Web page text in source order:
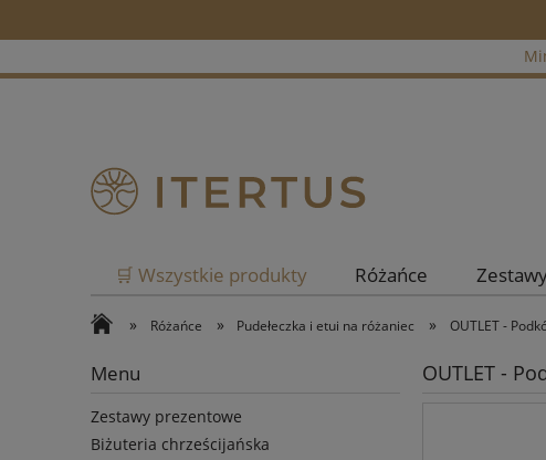
🛒 Wszystkie produkty Różańce
» Różańce » Pudełeczka i etui na różaniec » OUTLET -
Menu
Zestawy prezentowe
Biżuteria chrześcijańska
OUTLET -